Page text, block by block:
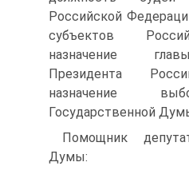
Российской
субъектов
назначение
Президента
назначение
Государственной
Помощник
Думы: